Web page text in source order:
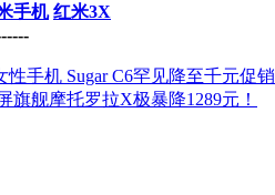
手机 红米3X
性手机 Sugar C6罕见降至千元促销
旗舰摩托罗拉X极暴降1289元！